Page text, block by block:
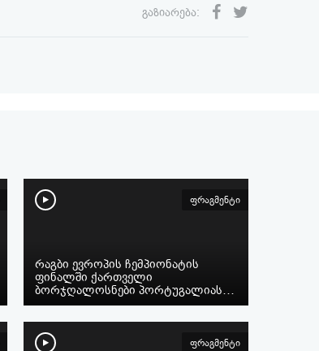
გაზიარება:
ფრაგმენტი
რაგბი ევროპის ჩემპიონატის
ფინალში ქართველი
ბორჯღალოსნები პორტუგალიას…
ფრაგმენტი